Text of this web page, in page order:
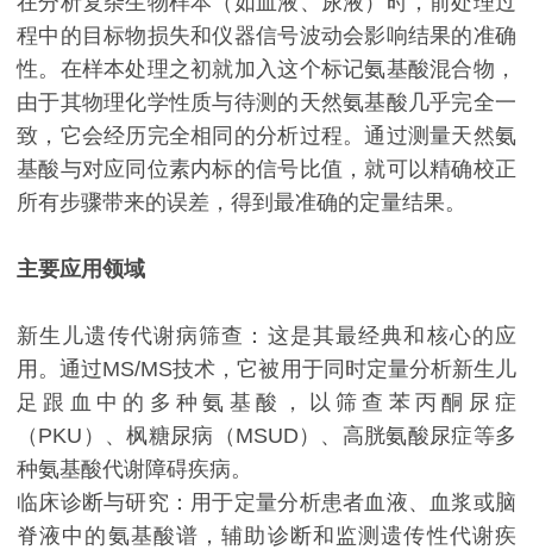
程中的目标物损失和仪器信号波动会影响结果的准确
性。在样本处理之初就加入这个标记氨基酸混合物，
由于其物理化学性质与待测的天然氨基酸几乎完全一
致，它会经历完全相同的分析过程。通过测量天然氨
基酸与对应同位素内标的信号比值，就可以精确校正
所有步骤带来的误差，得到最准确的定量结果。
主要应用领域
新生儿遗传代谢病筛查：这是其最经典和核心的应
用。通过MS/MS技术，它被用于同时定量分析新生儿
足跟血中的多种氨基酸，以筛查苯丙酮尿症
（PKU）、枫糖尿病（MSUD）、高胱氨酸尿症等多
种氨基酸代谢障碍疾病。
临床诊断与研究：用于定量分析患者血液、血浆或脑
脊液中的氨基酸谱，辅助诊断和监测遗传性代谢疾